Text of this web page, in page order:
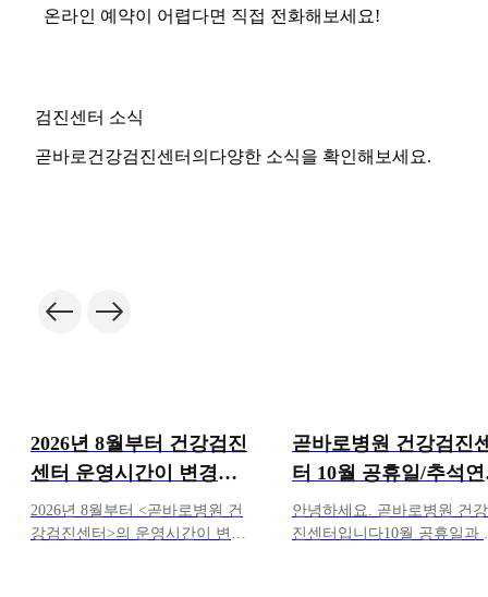
온라인 예약이 어렵다면 직접 전화해보세요!
검진센터 소식
곧바로건강검진센터의 다양한 소식을 확인해보세요.
2026년 8월부터 건강검진
센터 운영시간이 변경됩
니다.
2026년 8월부터 <곧바로병원 건
강검진센터>의 운영시간이 변경
곧바로병원 건강검진
터 10월 공휴일/추석
진료 안내드립니다.
안녕하세요. 곧바로병원 건
진센터입니다10월 공휴일과